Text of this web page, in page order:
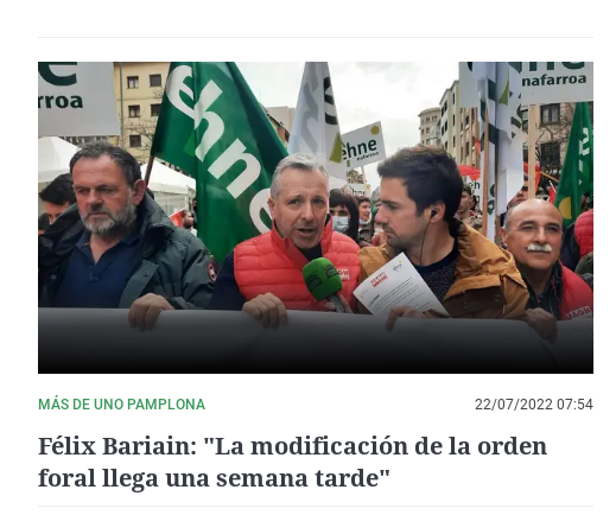
MÁS DE UNO PAMPLONA 22/07/2022 07:54
Félix Bariain: "La modificación de la orden
foral llega una semana tarde"